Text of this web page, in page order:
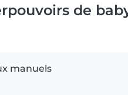
de
manuels